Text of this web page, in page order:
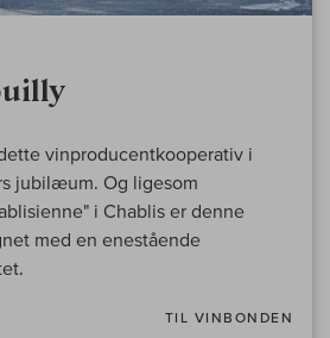
vinproducentkooperativ i
jubilæum. Og ligesom
i Chablis er denne
med en enestående
TIL VINBONDEN